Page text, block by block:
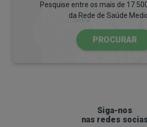
Pesquise entre os mais de 17
da Rede de Saúde
PROCURAR
Siga-nos
nas redes